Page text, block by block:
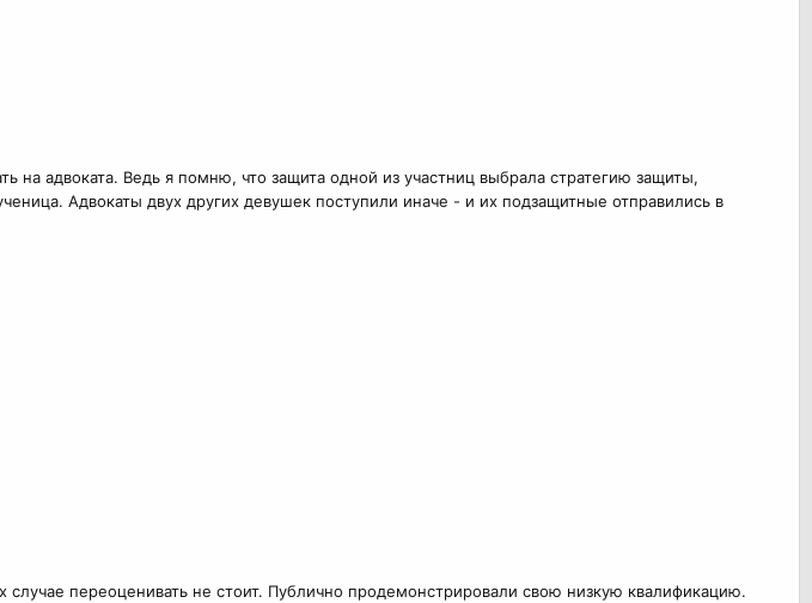
на адвоката. Ведь я помню, что защита одной из участниц выбрала стратегию защиты,
Адвокаты двух других девушек поступили иначе - и их подзащитные отправились в
переоценивать не стоит. Публично продемонстрировали свою низкую квалификацию.